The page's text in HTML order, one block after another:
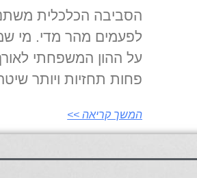
הסביבה הכלכלית
לפעמים מהר מדי. מי
על ההון המשפחתי
פחות תחזיות ויותר
המשך קריאה >>